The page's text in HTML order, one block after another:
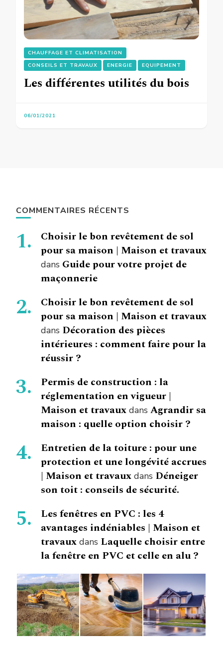
CHAUFFAGE ET CLIMATISATION
CONSEILS ET TRAVAUX
ENERGIE EQUIPEMENT
Les différentes utilités du bois
06/01/2021
COMMENTAIRES RÉCENTS
Choisir le bon revêtement de sol
pour sa maison | Maison et travaux
dans Guide pour votre projet de
maçonnerie
Choisir le bon revêtement de sol
pour sa maison | Maison et travaux
dans Décoration des pièces
intérieures : comment faire pour la
réussir ?
Permis de construction : la
réglementation en vigueur |
Maison et travaux dans Agrandir sa
maison : quelle option choisir ?
Entretien de la toiture : pour une
protection et une longévité accrues
| Maison et travaux dans Déneiger
son toit : conseils de sécurité.
Les fenêtres en PVC : les 4
avantages indéniables | Maison et
travaux dans Laquelle choisir entre
la fenêtre en PVC et celle en alu ?